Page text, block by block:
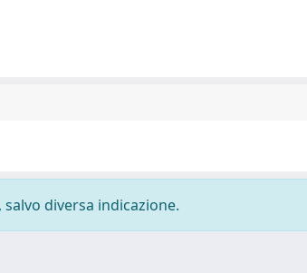
diversa indicazione.